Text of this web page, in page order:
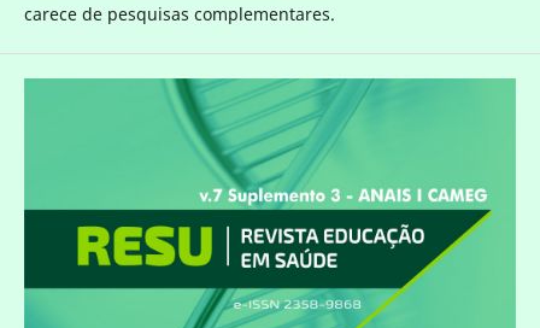
carece de pesquisas complementares.